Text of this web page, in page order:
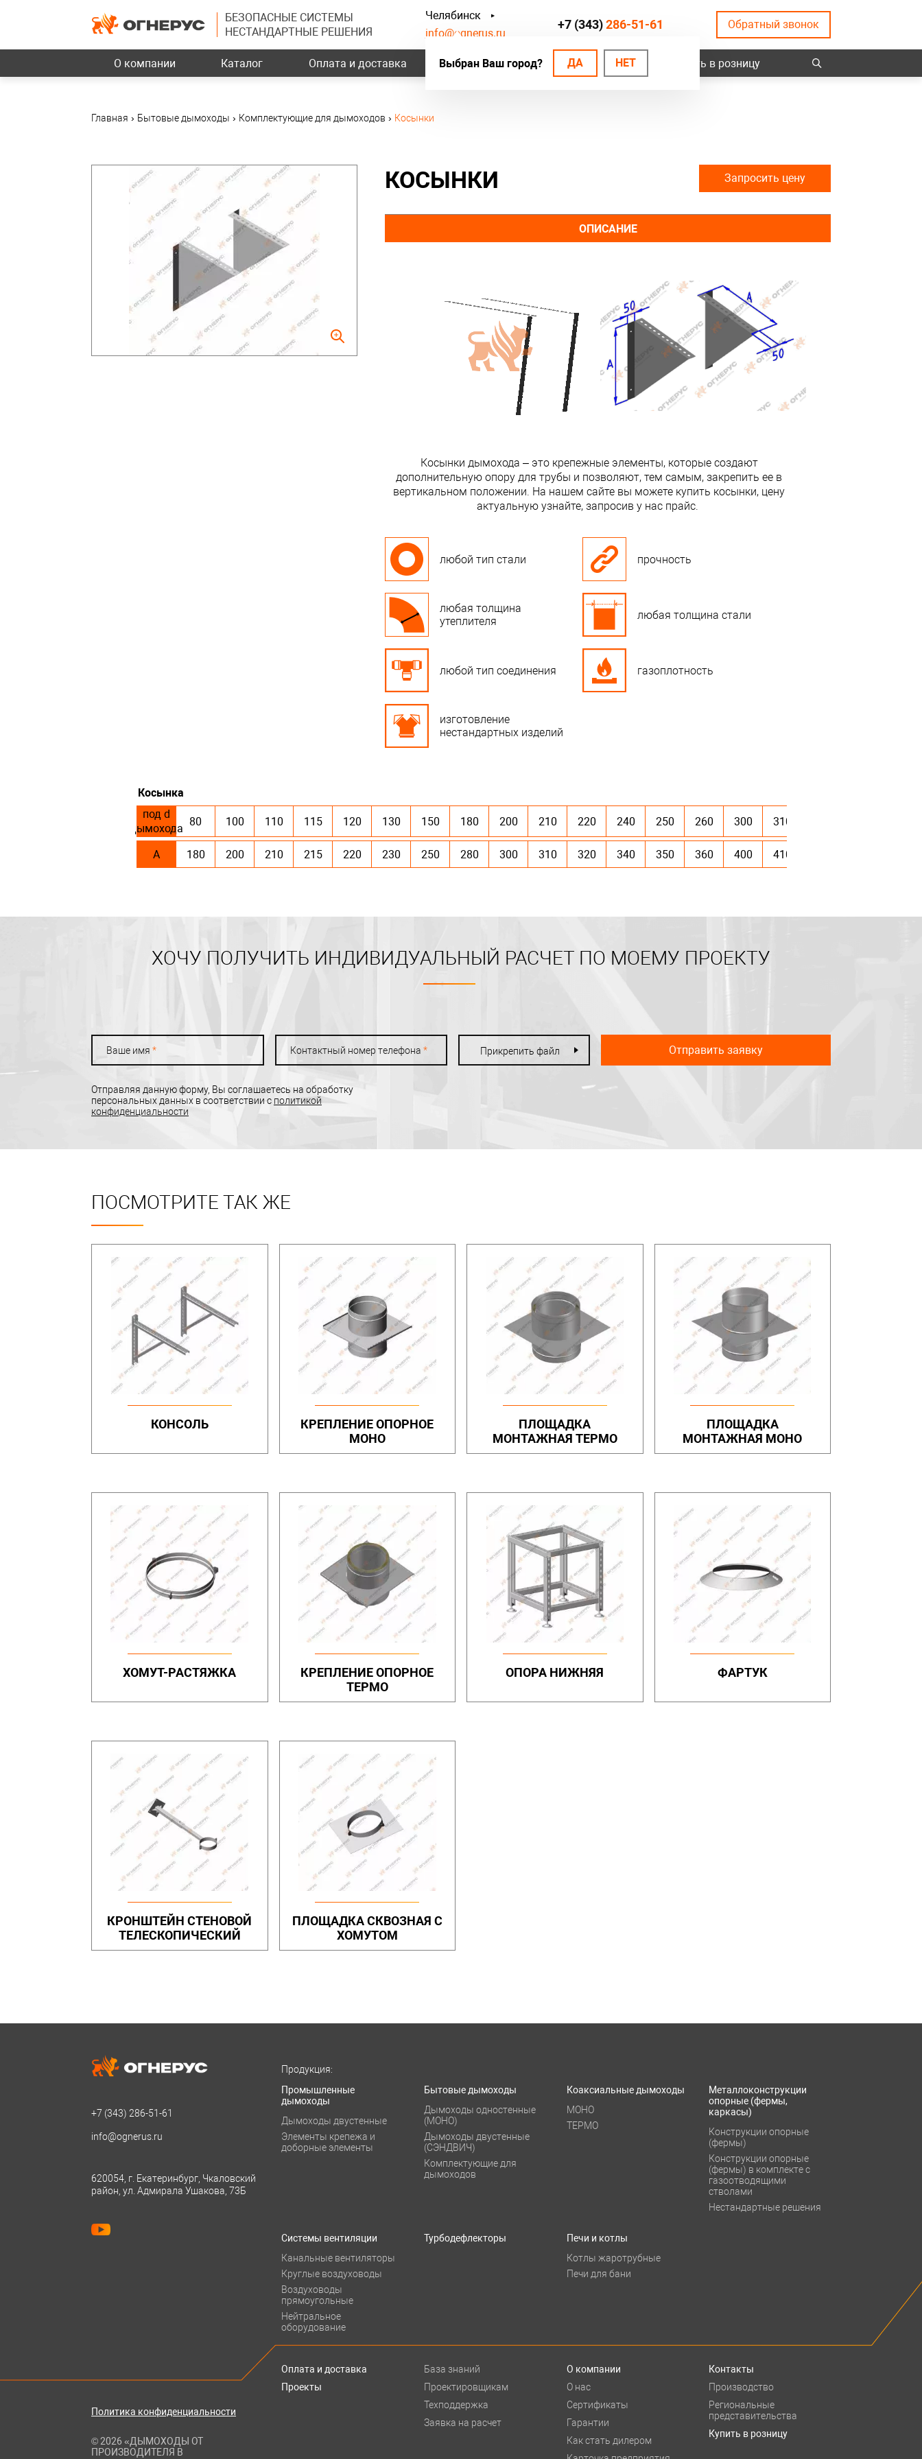
БЕЗОПАСНЫЕ СИСТЕМЫ
НЕСТАНДАРТНЫЕ РЕШЕНИЯ
Челябинск
Выбран Ваш город? ДА НЕТ
info@ognerus.ru
+7 (343)286-51-61 Обратный звонок
О компании Каталог Оплата и доставка Наши объекты Контакты Купить в розницу
Главная › Бытовые дымоходы › Комплектующие для дымоходов › Косынки
КОСЫНКИ Запросить цену
ОПИСАНИЕ
Косынки дымохода – это крепежные элементы, которые создают
дополнительную опору для трубы и позволяют, тем самым, закрепить ее в
вертикальном положении. На нашем сайте вы можете купить косынки, цену
актуальную узнайте, запросив у нас прайс.
любой тип стали прочность
любая толщина
утеплителя
любая толщина стали
любой тип соединения газоплотность
изготовление
нестандартных изделий
Косынка
под d
дымохода
80 100 110 115 120 130 150 180 200 210 220 240 250 260 300 310
А 180 200 210 215 220 230 250 280 300 310 320 340 350 360 400 410
ХОЧУ ПОЛУЧИТЬ ИНДИВИДУАЛЬНЫЙ РАСЧЕТ ПО МОЕМУ ПРОЕКТУ
Ваше имя * Контактный номер телефона * Прикрепить файл Отправить заявку
Отправляя данную форму, Вы соглашаетесь на обработку
персональных данных в соответствии с политикой
конфиденциальности
ПОСМОТРИТЕ ТАК ЖЕ
КОНСОЛЬ
КРЕПЛЕНИЕ ОПОРНОЕ
МОНО
ПЛОЩАДКА
МОНТАЖНАЯ ТЕРМО
ПЛОЩАДКА
МОНТАЖНАЯ МОНО
ХОМУТ-РАСТЯЖКА
КРЕПЛЕНИЕ ОПОРНОЕ
ТЕРМО
ОПОРА НИЖНЯЯ ФАРТУК
КРОНШТЕЙН СТЕНОВОЙ
ТЕЛЕСКОПИЧЕСКИЙ
ПЛОЩАДКА СКВОЗНАЯ С
ХОМУТОМ
+7 (343) 286-51-61
info@ognerus.ru
620054, г. Екатеринбург, Чкаловский
район, ул. Адмирала Ушакова, 73Б
Продукция:
Промышленные
дымоходы
Дымоходы двустенные
Элементы крепежа и
доборные элементы
Бытовые дымоходы
Дымоходы одностенные
(МОНО)
Дымоходы двустенные
(СЭНДВИЧ)
Комплектующие для
дымоходов
Коаксиальные дымоходы
МОНО
ТЕРМО
Металлоконструкции
опорные (фермы,
каркасы)
Конструкции опорные
(фермы)
Конструкции опорные
(фермы) в комплекте с
газоотводящими
стволами
Нестандартные решения
Системы вентиляции
Канальные вентиляторы
Круглые воздуховоды
Воздуховоды
прямоугольные
Нейтральное
оборудование
Турбодефлекторы
Печи и котлы
Котлы жаротрубные
Печи для бани
Политика конфиденциальности
© 2026 «ДЫМОХОДЫ ОТ
ПРОИЗВОДИТЕЛЯ В
Оплата и доставка
Проекты
База знаний
Проектировщикам
Техподдержка
Заявка на расчет
О компании
О нас
Сертификаты
Гарантии
Как стать дилером
Контакты
Производство
Региональные
представительства
Купить в розницу